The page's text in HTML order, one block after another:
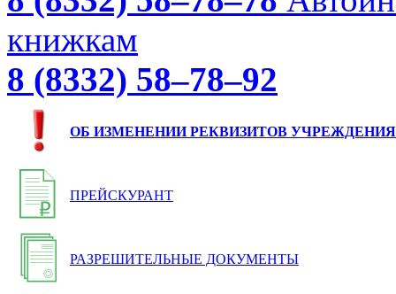
книжкам
8 (8332) 58–78–92
ОБ ИЗМЕНЕНИИ РЕКВИЗИТОВ УЧРЕЖДЕНИЯ
ПРЕЙСКУРАНТ
РАЗРЕШИТЕЛЬНЫЕ ДОКУМЕНТЫ